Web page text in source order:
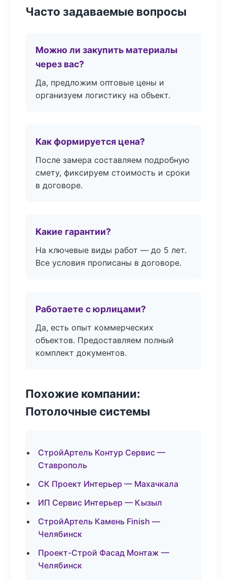
Часто задаваемые вопросы
Можно ли закупить материалы
через вас?
Да, предложим оптовые цены и
организуем логистику на объект.
Как формируется цена?
После замера составляем подробную
смету, фиксируем стоимость и сроки
в договоре.
Какие гарантии?
На ключевые виды работ — до 5 лет.
Все условия прописаны в договоре.
Работаете с юрлицами?
Да, есть опыт коммерческих
объектов. Предоставляем полный
комплект документов.
Похожие компании:
Потолочные системы
СтройАртель Контур Сервис —
Ставрополь
СК Проект Интерьер — Махачкала
ИП Сервис Интерьер — Кызыл
СтройАртель Камень Finish —
Челябинск
Проект-Строй Фасад Монтаж —
Челябинск